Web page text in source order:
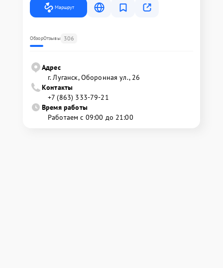
Маршрут
ОбзорОтзывы 306
Адрес
г. Луганск, Оборонная ул., 26
Контакты
+7 (863) 333-79-21
Время работы
Работаем с 09:00 до 21:00